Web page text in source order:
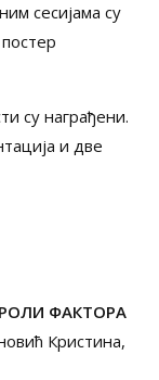
сесијама су
су награђени.
и две
ФАКТОРА
Кристина,